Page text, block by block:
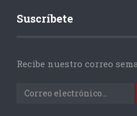
Suscríbete
Recibe nuestro correo